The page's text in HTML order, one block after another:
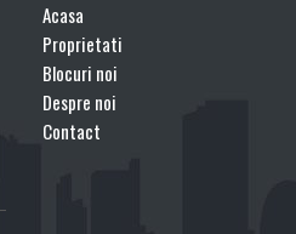
Acasa
Proprietati
Blocuri noi
Despre noi
Contact